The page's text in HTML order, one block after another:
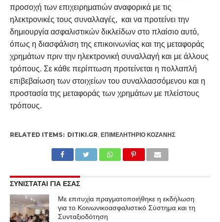
προσοχή των επιχειρηματιών αναφορικά με τις
ηλεκτρονικές τους συναλλαγές, και να προτείνει την
δημιουργία ασφαλιστικών δικλείδων στο πλαίσιο αυτό,
όπως η διασφάλιση της επικοινωνίας και της μεταφοράς
χρημάτων πριν την ηλεκτρονική συναλλαγή και με άλλους
τρόπους. Σε κάθε περίπτωση προτείνεται η πολλαπλή
επιβεβαίωση των στοιχείων του συναλλασσόμενου και η
προστασία της μεταφοράς των χρημάτων με πλείστους
τρόπους.
RELATED ITEMS: DITIKI.GR, ΕΠΙΜΕΛΗΤΉΡΙΟ ΚΟΖΆΝΗΣ
ΣΥΝΙΣΤΑΤΑΙ ΓΙΑ ΕΣΑΣ
Με επιτυχία πραγματοποιήθηκε η εκδήλωση
για το Κοινωνικοασφαλιστικό Σύστημα και τη
Συνταξιοδότηση